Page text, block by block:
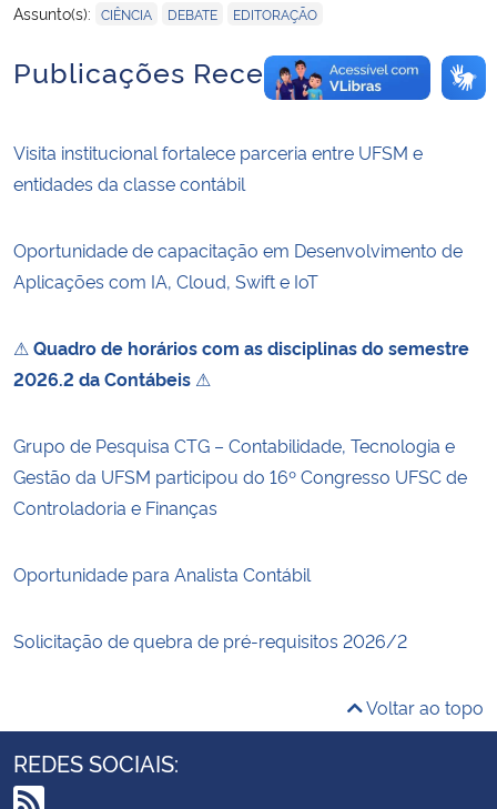
Assunto(s): CIÊNCIA DEBATE EDITORAÇÃO
Publicações Recentes
Visita institucional fortalece parceria entre UFSM e
entidades da classe contábil
Oportunidade de capacitação em Desenvolvimento de
Aplicações com IA, Cloud, Swift e IoT
⚠ Quadro de horários com as disciplinas do semestre
2026.2 da Contábeis ⚠
Grupo de Pesquisa CTG – Contabilidade, Tecnologia e
Gestão da UFSM participou do 16º Congresso UFSC de
Controladoria e Finanças
Oportunidade para Analista Contábil
Solicitação de quebra de pré-requisitos 2026/2
Voltar ao topo
REDES SOCIAIS: